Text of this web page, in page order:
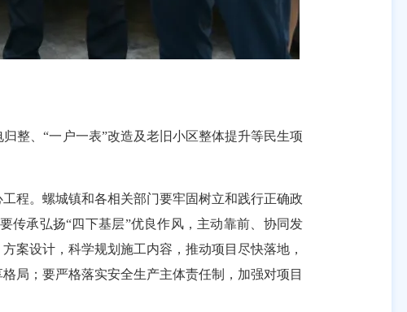
、“一户一表”改造及老旧小区整体提升等民生项
程。螺城镇和各相关部门要牢固树立和践行正确政
传承弘扬“四下基层”优良作风，主动靠前、协同发
案设计，科学规划施工内容，推动项目尽快落地，
局；要严格落实安全生产主体责任制，加强对项目